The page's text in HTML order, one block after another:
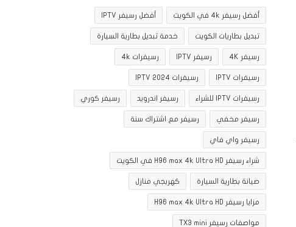
أفضل رسيفر 4k في الكويت أفضل رسيفر IPTV
تبديل بطاريات الكويت خدمة تبديل بطارية السيارة
رسيفر 4K رسيفر IPTV رسيفرات 4k
رسيفرات IPTV رسيفرات IPTV 2024
رسيفرات IPTV للشراء رسيفر اندرويد رسيفر كوري
رسيفر مخفي رسيفر مع اشتراك سنة
رسيفر واي فاي
شراء رسيفر H96 max 4k Ultra HD في الكويت
صيانة بطارية السيارة كهربجي منازل
مزايا رسيفر H96 max 4k Ultra HD
مواصفات رسيفر TX3 mini